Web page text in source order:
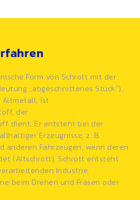
Form von Schrott mit der
„abgeschnittenes Stück“),
Altmetall, ist
der
dient. Er entsteht bei der
Erzeugnisse, z. B.
anderen Fahrzeugen, wenn deren
(Altschrott). Schrott entsteht
Industrie,
beim Drehen und Fräsen oder